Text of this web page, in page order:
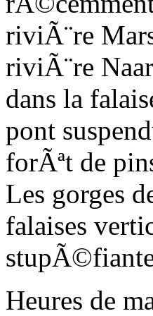
riviÃ¨re
riviÃ¨re
dans la
pont
forÃªt de
Les gorges
falaises
Heures de